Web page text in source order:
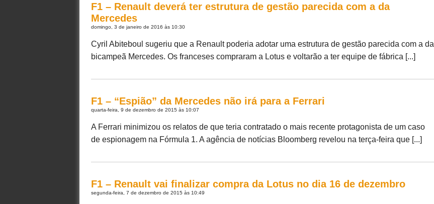
F1 – Renault deverá ter estrutura de gestão parecida com a da
Mercedes
domingo, 3 de janeiro de 2016 às 10:30
Cyril Abiteboul sugeriu que a Renault poderia adotar uma estrutura de gestão parecida com a da
bicampeã Mercedes. Os franceses compraram a Lotus e voltarão a ter equipe de fábrica [...]
F1 – “Espião” da Mercedes não irá para a Ferrari
quarta-feira, 9 de dezembro de 2015 às 10:07
A Ferrari minimizou os relatos de que teria contratado o mais recente protagonista de um caso
de espionagem na Fórmula 1. A agência de notícias Bloomberg revelou na terça-feira que [...]
F1 – Renault vai finalizar compra da Lotus no dia 16 de dezembro
segunda-feira, 7 de dezembro de 2015 às 10:49